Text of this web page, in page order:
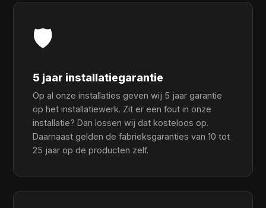
🛡️
5 jaar installatiegarantie
Op al onze installaties geven wij 5 jaar garantie
op het installatiewerk. Zit er een fout in onze
installatie? Dan lossen wij dat kosteloos op.
Daarnaast gelden de fabrieksgaranties van 10 tot
25 jaar op de producten zelf.